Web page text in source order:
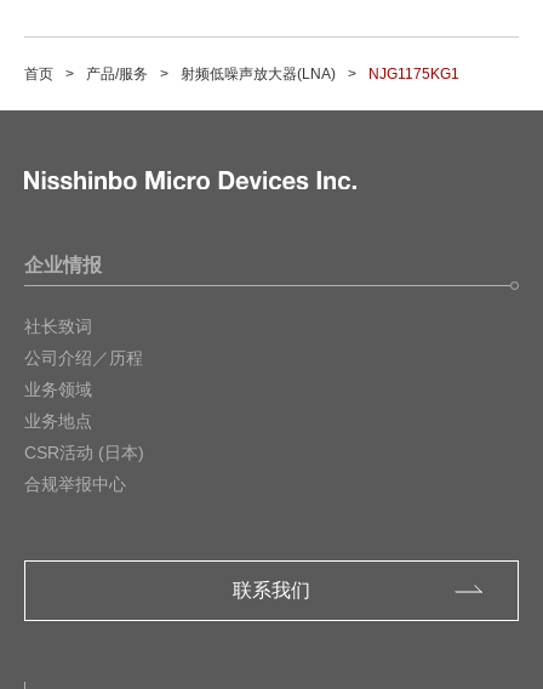
首页 产品/服务 射频低噪声放大器(LNA) NJG1175KG1
企业情报
社长致词
公司介绍／历程
业务领域
业务地点
CSR活动 (日本)
合规举报中心
联系我们